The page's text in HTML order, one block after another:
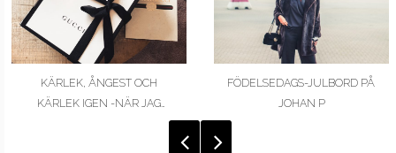
KÄRLEK, ÅNGEST OCH
KÄRLEK IGEN -NÄR JAG
FÖDELSEDAGS-JULBORD PÅ
JOHAN P